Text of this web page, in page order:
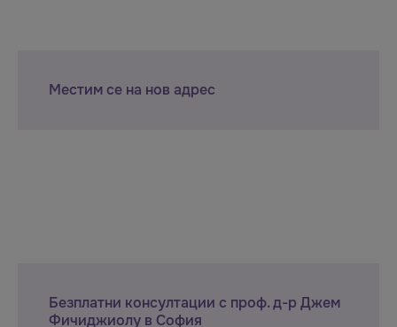
Местим се на нов адрес
Безплатни консултации с проф. д-р Джем
Фичиджиолу в София